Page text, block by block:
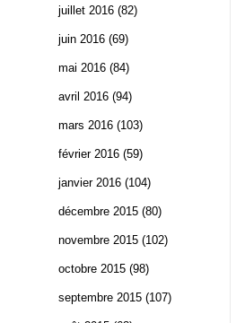
juillet 2016 (82)
juin 2016 (69)
mai 2016 (84)
avril 2016 (94)
mars 2016 (103)
février 2016 (59)
janvier 2016 (104)
décembre 2015 (80)
novembre 2015 (102)
octobre 2015 (98)
septembre 2015 (107)